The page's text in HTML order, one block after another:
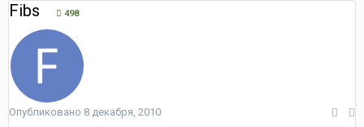
Fibs 498
Опубликовано 8 декабря, 2010